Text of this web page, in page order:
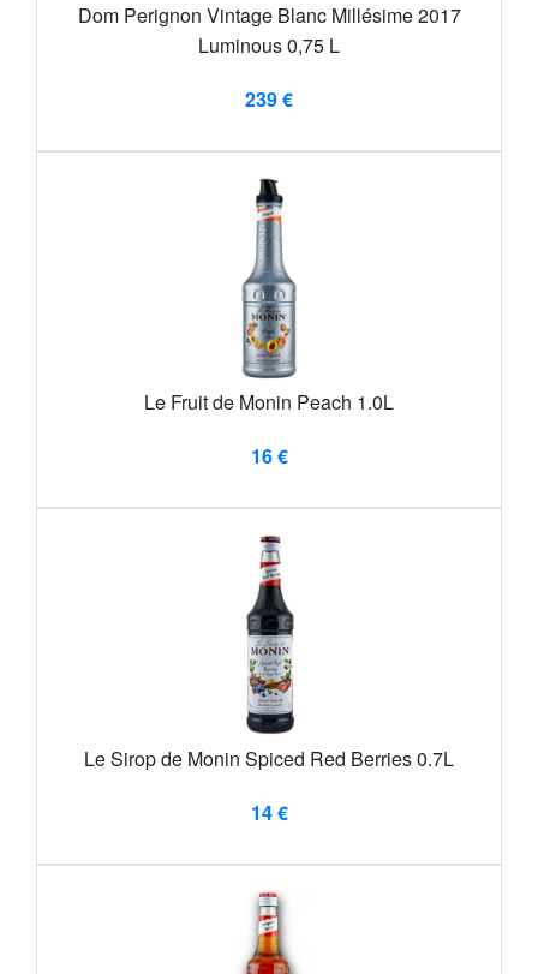
Dom Perignon Vintage Blanc Millésime 2017
Luminous 0,75 L
239 €
Le Fruit de Monin Peach 1.0L
16 €
Le Sirop de Monin Spiced Red Berries 0.7L
14 €